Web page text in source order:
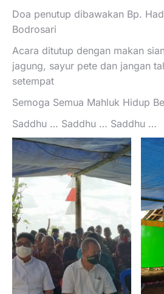
Doa penutup dibawakan Bp.
Bodrosari
Acara ditutup dengan makan
jagung, sayur pete dan jangan
setempat
Semoga Semua Mahluk Hidup
Saddhu … Saddhu … Saddhu …